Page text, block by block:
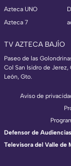
Azteca UNO
Azteca 7
TV AZTECA BAJÍO
Paseo de las
Col San Isidro de
León, Gto.
Aviso de
Defensor de
Televisora del Valle de